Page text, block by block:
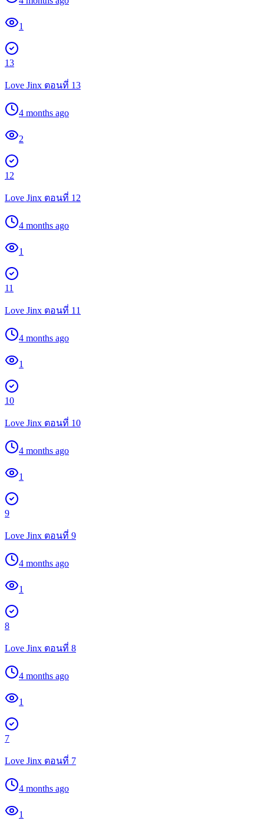
1
13
Love Jinx ตอนที่ 13
4 months ago
2
12
Love Jinx ตอนที่ 12
4 months ago
1
11
Love Jinx ตอนที่ 11
4 months ago
1
10
Love Jinx ตอนที่ 10
4 months ago
1
9
Love Jinx ตอนที่ 9
4 months ago
1
8
Love Jinx ตอนที่ 8
4 months ago
1
7
Love Jinx ตอนที่ 7
4 months ago
1